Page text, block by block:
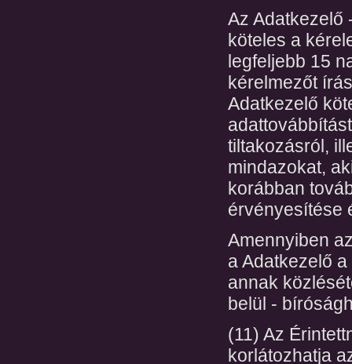
Az Adatkezelő
köteles a
legfeljebb 15
kérelmezőt
Adatkezelő
tiltakozásról,
mindazokat,
korábban
érvényesítése
Amennyiben
a Adatkezelő
annak
belül -
(11) Az
korlátozhatja